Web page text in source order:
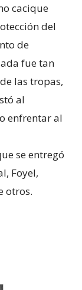
cacique
del
de
fue tan
las tropas,
al
enfrentar al
se entregó
Foyel,
otros.